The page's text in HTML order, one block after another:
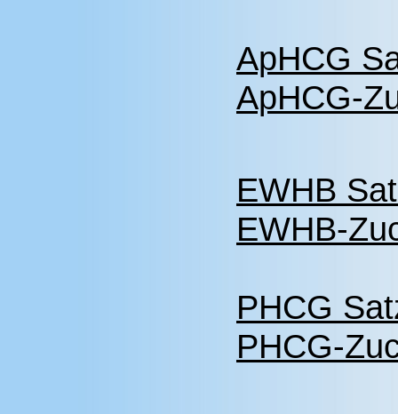
ApHCG
ApHCG-
EWHB
EWHB-
PHCG
PHCG-